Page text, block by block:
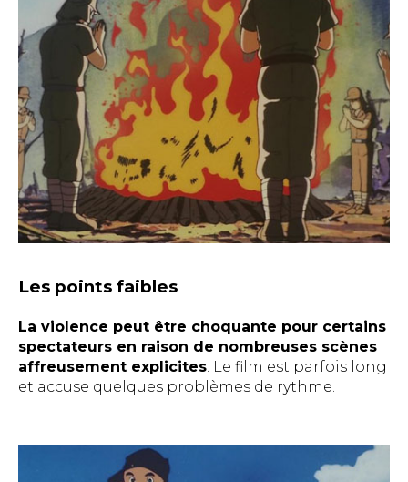
Les points faibles
La violence peut être choquante pour certains
spectateurs en raison de nombreuses scènes
affreusement explicites. Le film est parfois long
et accuse quelques problèmes de rythme.